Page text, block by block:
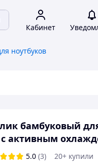
Кабинет
ноутбуков
бамбуковый
с активным
5.0 (3)
20+ купили